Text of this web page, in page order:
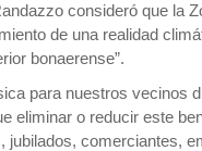
consideró que la
de una realidad
bonaerense”.
para nuestros vecinos
eliminar o reducir este
jubilados, comerciantes,